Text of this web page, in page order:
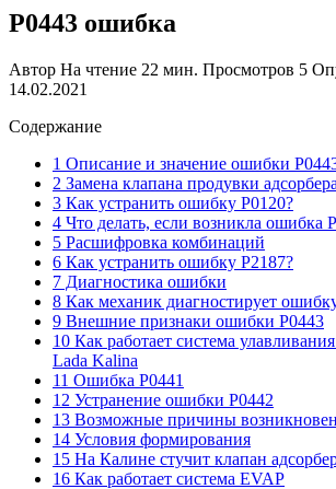
P0443 ошибка
Автор На чтение 22 мин. Просмотров 5
14.02.2021
Содержание
1 Описание и значение ошибки
2 Замена клапана продувки
3 Как устранить ошибку P0120?
4 Что делать, если возникла ошибка
5 Расшифровка комбинаций
6 Как устранить ошибку P2187?
7 Диагностика ошибки
8 Как механик диагностирует
9 Внешние признаки ошибки P0443
10 Как работает система
Lada Kalina
11 Ошибка Р0441
12 Устранение ошибки P0442
13 Возможные причины
14 Условия формирования
15 На Калине стучит клапан
16 Как работает система EVAP